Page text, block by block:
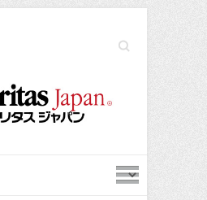
Search